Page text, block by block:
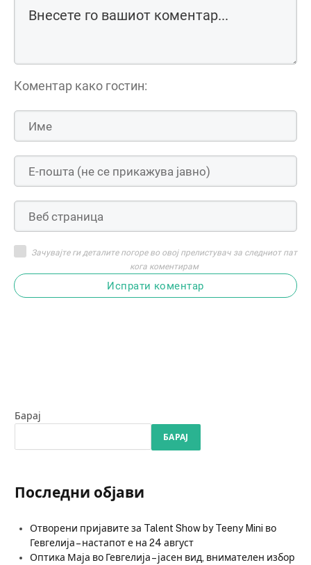
Коментар како гостин:
Зачувајте ги деталите погоре во овој прелистувач за следниот пат
кога коментирам
Испрати коментар
Барај
БАРАЈ
Последни објави
Отворени пријавите за Talent Show by Teeny Mini во
Гевгелија – настапот е на 24 август
Оптика Маја во Гевгелија – јасен вид, внимателен избор